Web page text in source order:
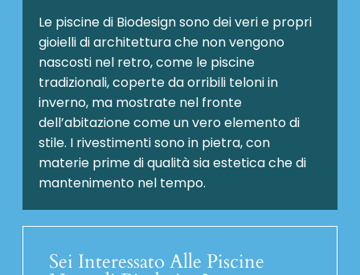
Le piscine di Biodesign sono dei veri e propri
gioielli di architettura che non vengono
nascosti nel retro, come le piscine
tradizionali, coperte da orribili teloni in
inverno, ma mostrate nel fronte
dell’abitazione come un vero elemento di
stile. I rivestimenti sono in pietra, con
materie prime di qualità sia estetica che di
mantenimento nel tempo.
Sei Interessato Alle Piscine